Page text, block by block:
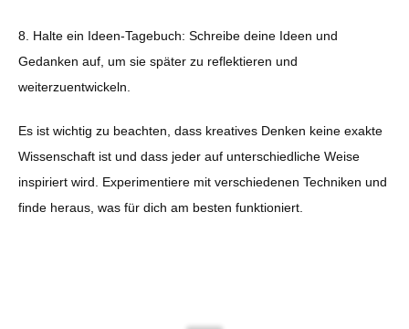
8. Halte ein Ideen-Tagebuch: Schreibe deine Ideen und
Gedanken auf, um sie später zu reflektieren und
weiterzuentwickeln.
Es ist wichtig zu beachten, dass kreatives Denken keine exakte
Wissenschaft ist und dass jeder auf unterschiedliche Weise
inspiriert wird. Experimentiere mit verschiedenen Techniken und
finde heraus, was für dich am besten funktioniert.